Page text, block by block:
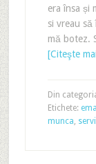
era însa și
si vreau
mă botez.
[Citeşte
Din
Etichete:
munca,